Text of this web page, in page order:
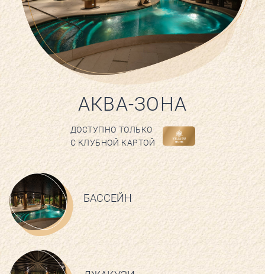
РАСПИСАНИЕ
КОНТАКТЫ
КАК ПРОЙТИ
НОВОСТИ
ГОСТИ О НАС
ВЕЛНЕС-ПОДАРКИ
АКВА-ЗОНА
ДОСТУПНО ТОЛЬКО
С КЛУБНОЙ КАРТОЙ
БАССЕЙН